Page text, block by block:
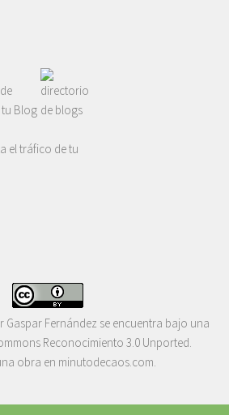
Gaspar Fernández se encuentra bajo una
Reconocimiento 3.0 Unported.
obra en minutodecaos.com.